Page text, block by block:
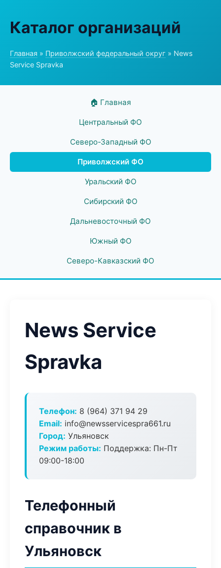
Каталог организаций
Главная » Приволжский федеральный округ » News
Service Spravka
🏠 Главная
Центральный ФО
Северо-Западный ФО
Приволжский ФО
Уральский ФО
Сибирский ФО
Дальневосточный ФО
Южный ФО
Северо-Кавказский ФО
News Service
Spravka
Телефон: 8 (964) 371 94 29
Email: info@newsservicespra661.ru
Город: Ульяновск
Режим работы: Поддержка: Пн-Пт
09:00-18:00
Телефонный
справочник в
Ульяновск